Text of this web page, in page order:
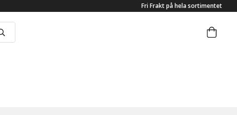
Fri Frakt på hela sortimentet